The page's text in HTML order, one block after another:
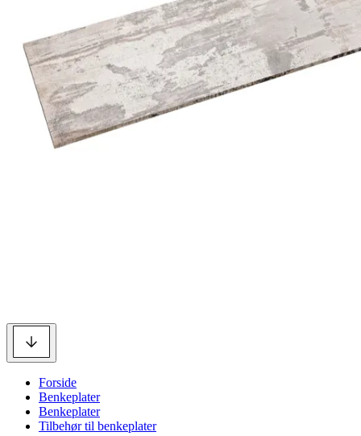
Forside
Benkeplater
Benkeplater
Tilbehør til benkeplater